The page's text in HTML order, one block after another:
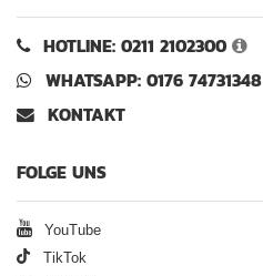
HOTLINE: 0211 2102300
WHATSAPP: 0176 74731348
KONTAKT
FOLGE UNS
YouTube
TikTok